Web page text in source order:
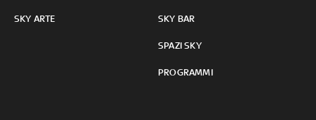
SKY ARTE SKY BAR
SPAZI SKY
PROGRAMMI